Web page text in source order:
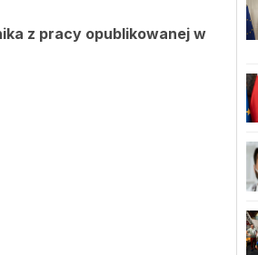
z pracy opublikowanej w